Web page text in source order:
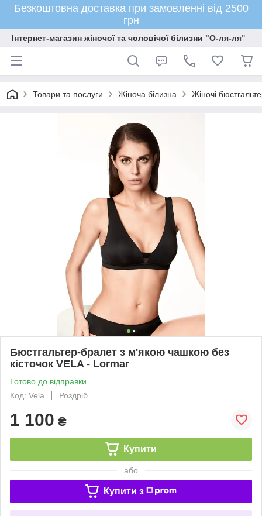
Безкоштовна доставка при замовленні від 2500
грн
Інтернет-магазин жіночої та чоловічої білизни "О-ля-ля"
Товари та послуги Жіноча білизна Жіночі
Бюстгальтер-бралет з м'якою чашкою без
кісточок VELA - Lormar
Готово до відправки
Код: Vela
Роздріб
1 100 ₴
Купити
або
Купити з